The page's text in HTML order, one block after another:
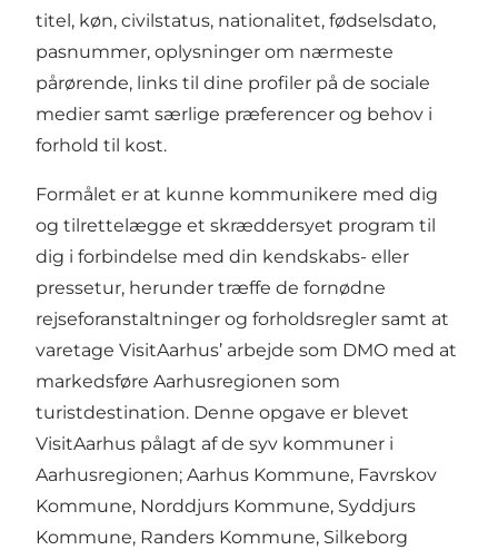
titel, køn, civilstatus, nationalitet, fødselsdato,
pasnummer, oplysninger om nærmeste
pårørende, links til dine profiler på de sociale
medier samt særlige præferencer og behov i
forhold til kost.
Formålet er at kunne kommunikere med dig
og tilrettelægge et skræddersyet program til
dig i forbindelse med din kendskabs- eller
pressetur, herunder træffe de fornødne
rejseforanstaltninger og forholdsregler samt at
varetage VisitAarhus’ arbejde som DMO med at
markedsføre Aarhusregionen som
turistdestination. Denne opgave er blevet
VisitAarhus pålagt af de syv kommuner i
Aarhusregionen; Aarhus Kommune, Favrskov
Kommune, Norddjurs Kommune, Syddjurs
Kommune, Randers Kommune, Silkeborg